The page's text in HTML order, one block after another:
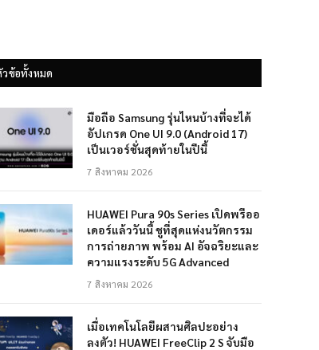
วข้อทั้งหมด
มือถือ Samsung รุ่นไหนบ้างที่จะได้
อัปเกรด One UI 9.0 (Android 17)
เป็นเวอร์ชั่นสุดท้ายในปีนี้
7 สิงหาคม 2026
HUAWEI Pura 90s Series เปิดพรีออ
เดอร์แล้ววันนี้ ชูที่สุดแห่งนวัตกรรม
การถ่ายภาพ พร้อม AI อัจฉริยะและ
ความแรงระดับ 5G Advanced
7 สิงหาคม 2026
เมื่อเทคโนโลยีผสานศิลปะอย่าง
ลงตัว! HUAWEI FreeClip 2 S จับมือ